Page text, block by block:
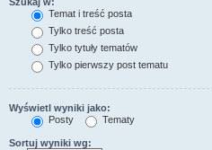
Temat i treść posta
Tylko treść posta
Tylko tytuły tematów
Tylko pierwszy post tematu
Wyświetl wyniki jako:
Posty
Tematy
Sortuj wyniki wg: